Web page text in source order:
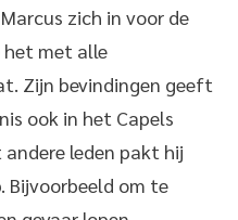
zich in voor de
het met alle
Zijn bevindingen geeft
ook in het Capels
leden pakt hij
Bijvoorbeeld om te